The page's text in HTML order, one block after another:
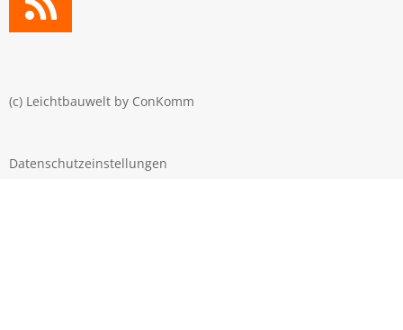
(c) Leichtbauwelt by ConKomm
Datenschutzeinstellungen